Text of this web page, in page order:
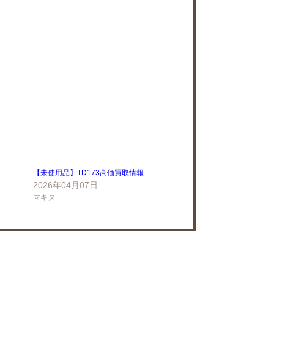
【未使用品】TD173高価買取情報
2026年04月07日
マキタ